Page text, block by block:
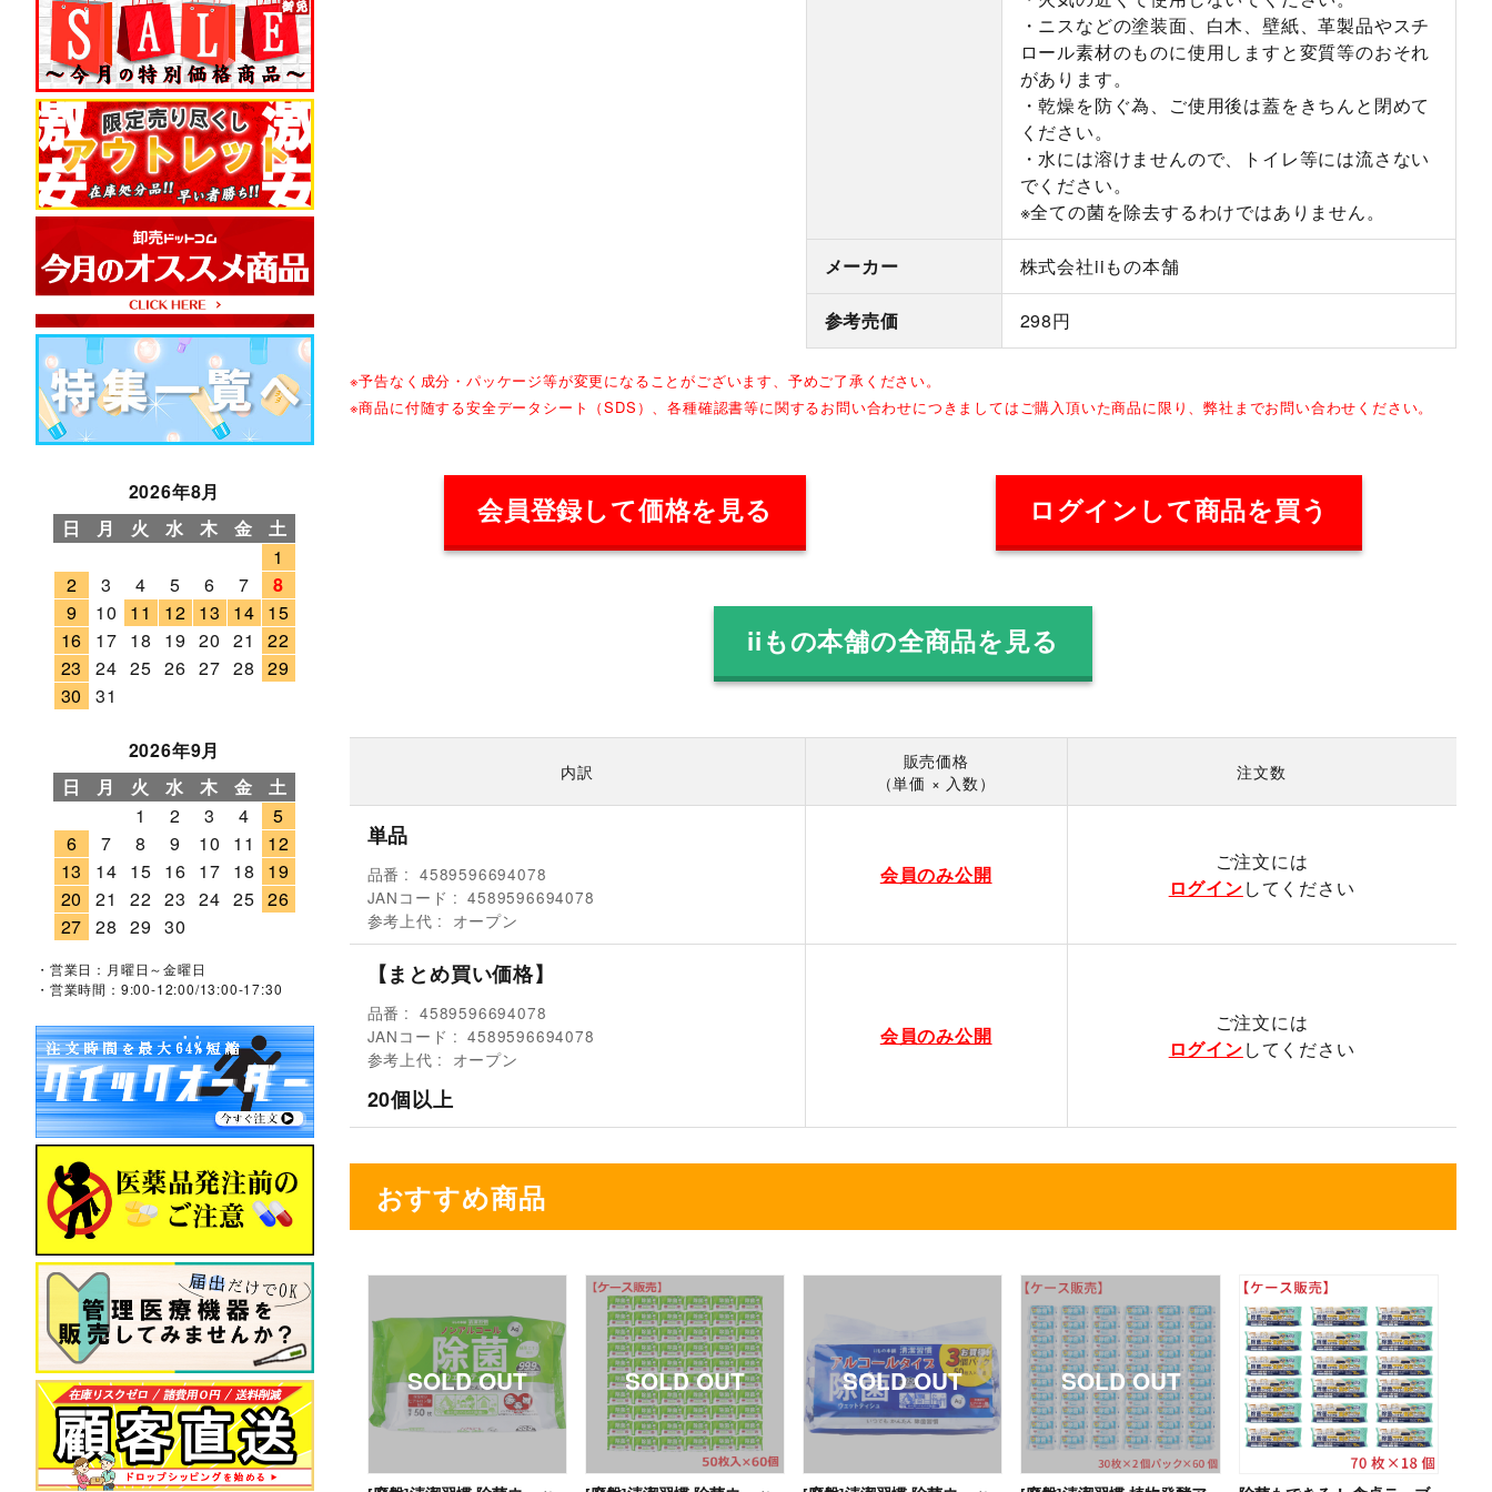
・ニスなどの塗装面、白木、壁紙、革製品やスチ
ロール素材のものに使用しますと変質等のおそれ
があります。
・乾燥を防ぐ為、ご使用後は蓋をきちんと閉めて
ください。
・水には溶けませんので、トイレ等には流さない
でください。
※全ての菌を除去するわけではありません。
メーカー 株式会社iiもの本舗
参考売価 298円
※予告なく成分・パッケージ等が変更になることがございます、予めご了承ください。
※商品に付随する安全データシート（SDS）、各種確認書等に関するお問い合わせにつきましてはご購入頂いた商品に限り、弊社までお問い合わせください。
会員登録して価格を見る ログインして商品を買う
iiもの本舗の全商品を見る
内訳
販売価格
（単価 × 入数）
注文数
単品
品番
4589596694078
JANコード
4589596694078
参考上代
オープン
会員のみ公開
ご注文には
ログインしてください
【まとめ買い価格】
品番
4589596694078
JANコード
4589596694078
参考上代
オープン
20個以上
会員のみ公開
ご注文には
ログインしてください
おすすめ商品
2026年8月
日
月 火 水 木 金
土
1
2
3 4 5 6 7
8
9
10 11 12 13 14 15
16
17 18 19 20 21
22
23
24 25 26 27 28 29
30
31
2026年9月
日
月 火 水 木 金
土
1
2 3 4
5
6
7 8 9 10 11
12
13
14 15 16 17 18
19
20
21 22 23 24 25 26
27 28 29 30
・営業日：月曜日～金曜日
・営業時間：9:00-12:00/13:00-17:30